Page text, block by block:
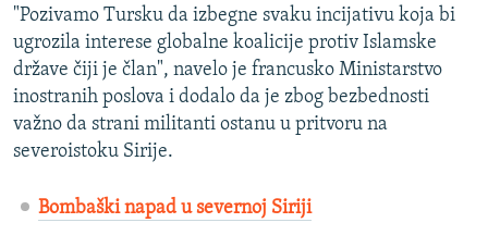
NASTANAK I RASPAD JUGOSLAVIJE
"Pozivamo Tursku da izbegne svaku incijativu koja bi
ugrozila interese globalne koalicije protiv Islamske
države čiji je član", navelo je francusko Ministarstvo
inostranih poslova i dodalo da je zbog bezbednosti
važno da strani militanti ostanu u pritvoru na
severoistoku Sirije.
Bombaški napad u severnoj Siriji